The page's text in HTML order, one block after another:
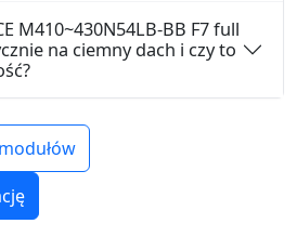
M410~430N54LB-BB F7 full
na ciemny dach i czy to